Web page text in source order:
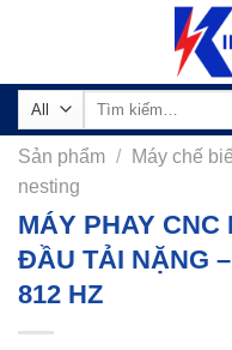
Tìm
Sản phẩm / Máy chế
nesting
MÁY PHAY CNC
ĐẦU TẢI NẶNG
812 HZ